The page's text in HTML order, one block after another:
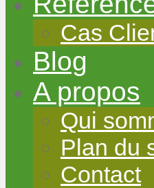
Cas
Blog
A propos
Qui
Plan du
Contact